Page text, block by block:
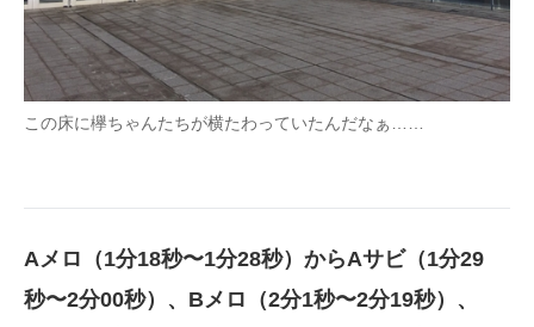
この床に欅ちゃんたちが横たわっていたんだなぁ……
Aメロ（1分18秒〜1分28秒）からAサビ（1分29
秒〜2分00秒）、Bメロ（2分1秒〜2分19秒）、